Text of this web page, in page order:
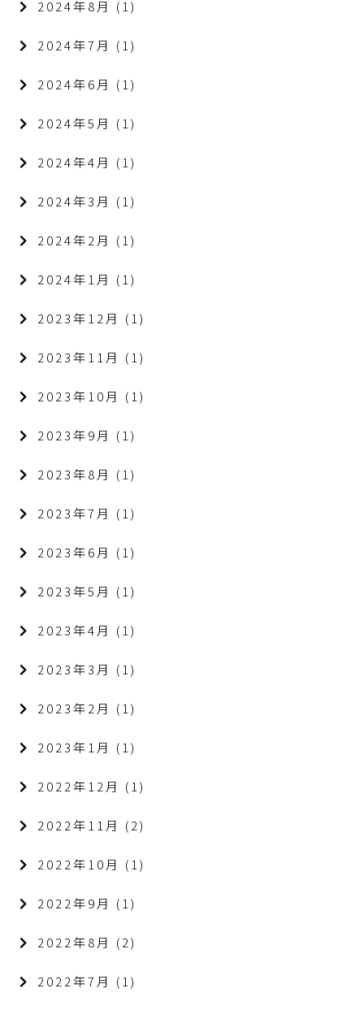
2024年8月 (1)
2024年7月 (1)
2024年6月 (1)
2024年5月 (1)
2024年4月 (1)
2024年3月 (1)
2024年2月 (1)
2024年1月 (1)
2023年12月 (1)
2023年11月 (1)
2023年10月 (1)
2023年9月 (1)
2023年8月 (1)
2023年7月 (1)
2023年6月 (1)
2023年5月 (1)
2023年4月 (1)
2023年3月 (1)
2023年2月 (1)
2023年1月 (1)
2022年12月 (1)
2022年11月 (2)
2022年10月 (1)
2022年9月 (1)
2022年8月 (2)
2022年7月 (1)